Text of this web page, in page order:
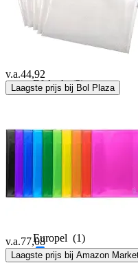
(5)
Efalock(2)
Esselte Leitz(1)
Europel (1)
v.a.44,92
Laagste prijs bij Bol Plaza
v.a.77,08
Laagste prijs bij Amazon